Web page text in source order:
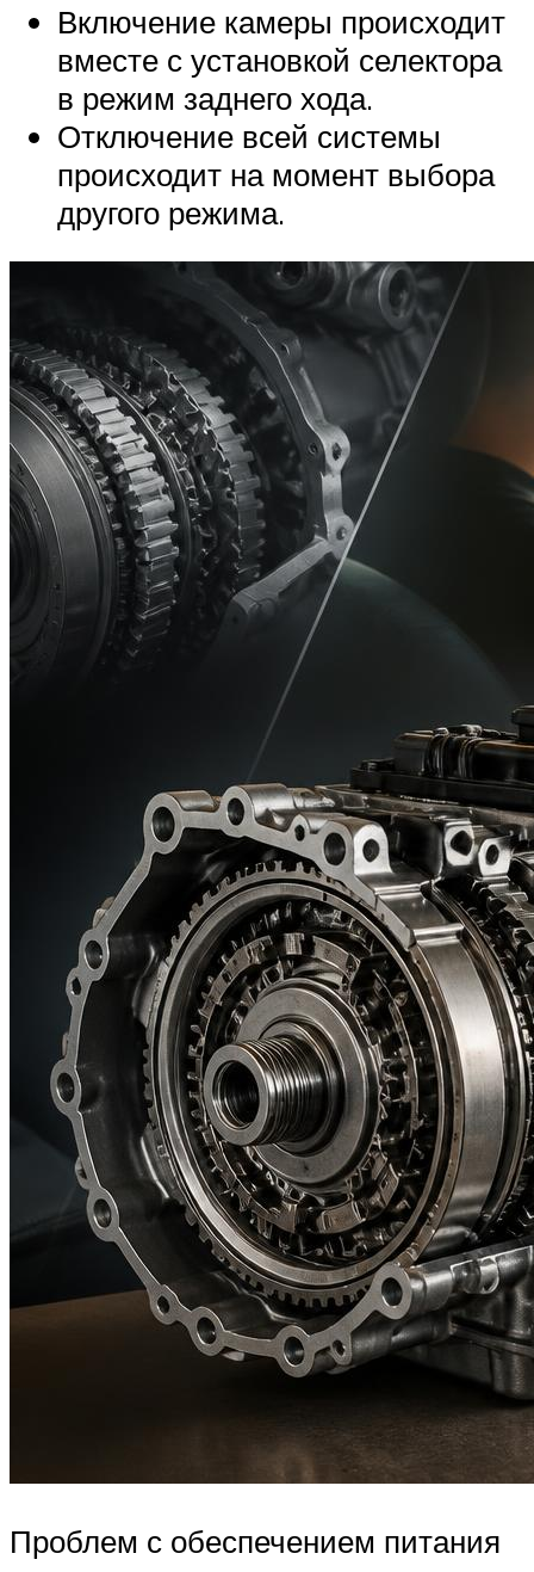
Включение камеры происходит
вместе с установкой селектора
в режим заднего хода.
Отключение всей системы
происходит на момент выбора
другого режима.
Проблем с обеспечением питания